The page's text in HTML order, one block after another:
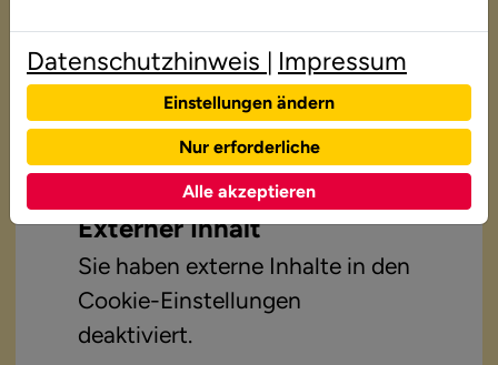
sehr verschieden sein können. Eine
Rechenschwäche ist keine Krankheit.
Externer Inhalt
Sie haben externe Inhalte in den
Cookie-Einstellungen
deaktiviert.
Datenschutzhinweis | Impressum
Einstellungen ändern
Nur erforderliche
Alle akzeptieren